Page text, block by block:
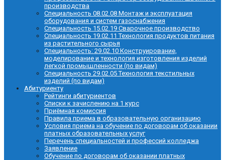
производства
Специальность 08.02.08 Монтаж и эксплуатация
оборудования и систем газоснабжения
Специальность 15.02.19 Сварочное производство
Специальность 19.02.11 Технология продуктов питания
из растительного сырья
Специальность: 29.02.10 Конструирование,
моделирование и технология изготовления изделий
легкой промышленности (по видам)
Специальность 29.02.05 Технология текстильных
изделий (по видам)
Абитуриенту
Рейтинги абитуриентов
Списки к зачислению на 1 курс
Приёмная комиссия
Правила приема в образовательную организацию
Условия приема на обучение по договорам об оказании
платных образовательных услуг
Перечень специальностей и профессий колледжа
Заявление
Обучение по договорам об оказании платных